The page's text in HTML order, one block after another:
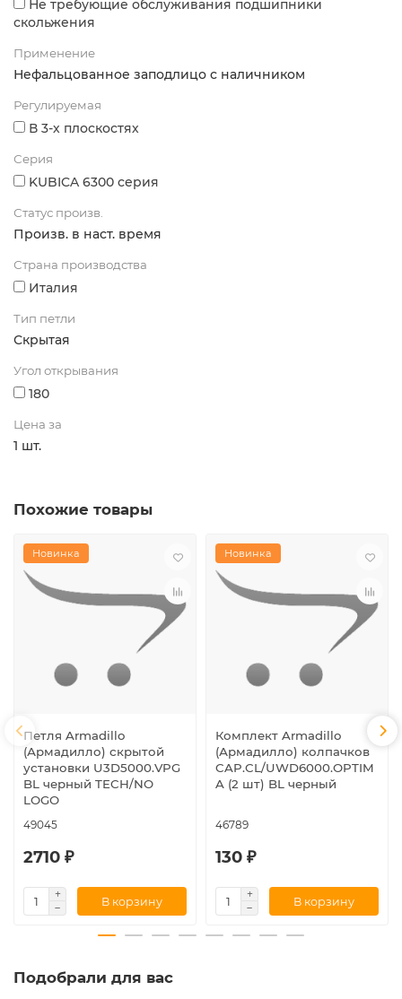
Не требующие обслуживания подшипники
скольжения
Применение
Нефальцованное заподлицо с наличником
Регулируемая
В 3-х плоскостях
Серия
KUBICA 6300 серия
Статус произв.
Произв. в наст. время
Страна производства
Италия
Тип петли
Скрытая
Угол открывания
180
Цена за
1 шт.
Похожие товары
Новинка
Петля Armadillo
(Армадилло) скрытой
установки U3D5000.VPG
BL черный TECH/NO
LOGO
49045
2710 ₽
В корзину
Новинка
Комплект Armadillo
(Армадилло) колпачков
CAP.CL/UWD6000.OPTIM
A (2 шт) BL черный
46789
130 ₽
В корзину
Подобрали для вас